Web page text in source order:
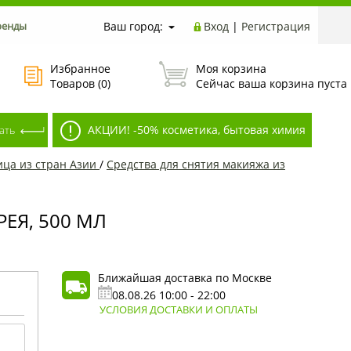
Ваш город: Вход | Регистрация
Избранное
Товаров (0)
Моя корзина
Сейчас ваша корзина пуста
АКЦИИ! -50% косметика, бытовая химия
из стран Азии / Средства для снятия макияжа из
500 МЛ
Ближайшая доставка по Москве
08.08.26 10:00 - 22:00
УСЛОВИЯ ДОСТАВКИ И ОПЛАТЫ